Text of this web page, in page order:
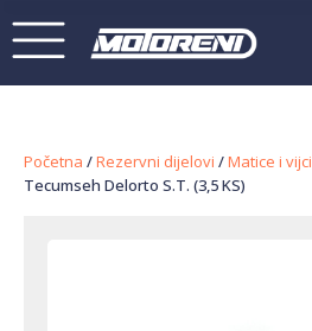
Početna /Rezervni dijelovi /Matice i vijci
Tecumseh Delorto S.T. (3,5 KS)